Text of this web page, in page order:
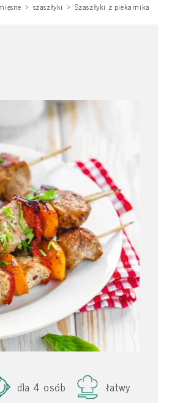
szaszłyki Szaszłyki z piekarnika
dla 4 osób łatwy